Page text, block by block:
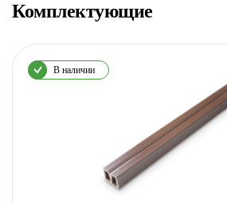
Комплектующие
В наличии